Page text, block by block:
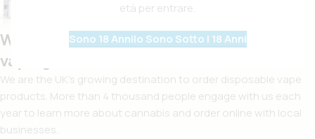
età per entrare.
Sono 18 AnniIo Sono Sotto I 18 Anni
We are your surest plug for all things
vaping & accessories in the UK
We are the UK’s growing destination to order disposable vape
products. More than 4 thousand people engage with us each
year to learn more about cannabis and order online with local
businesses.